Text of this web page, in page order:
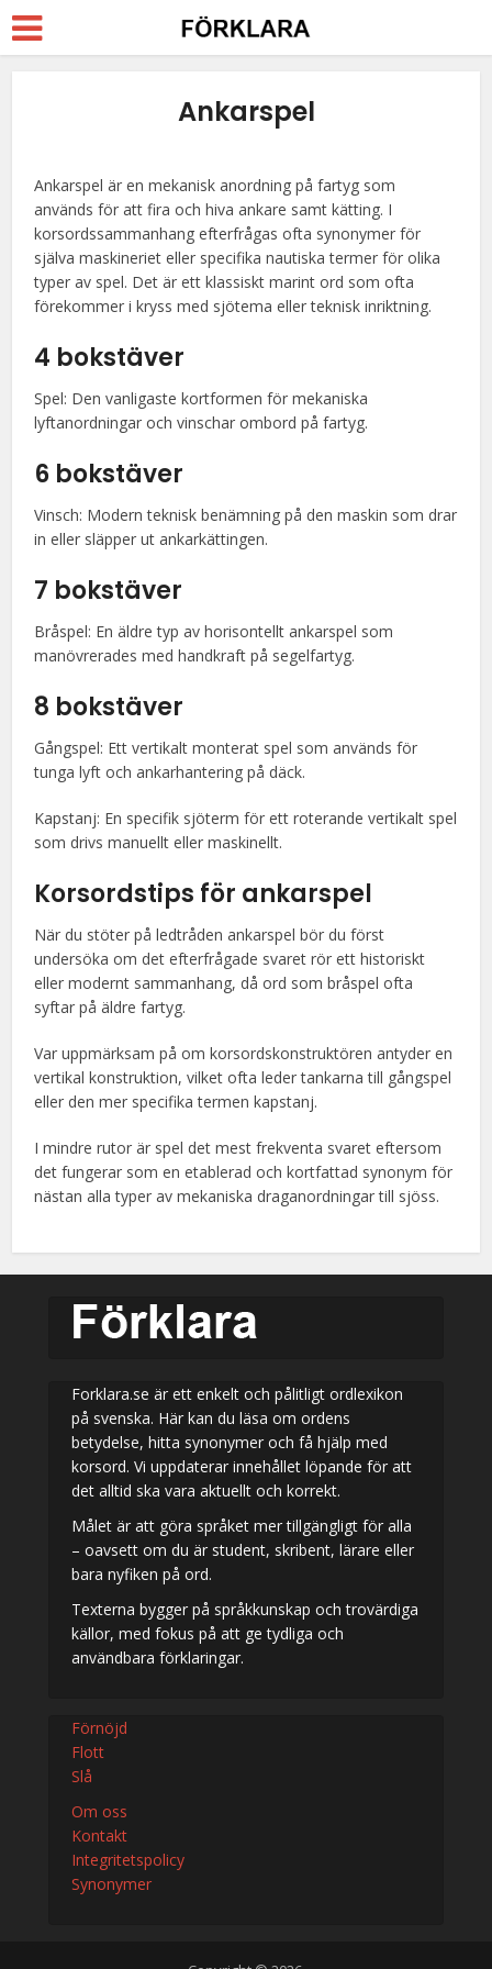
Ankarspel
Ankarspel är en mekanisk anordning på fartyg som
används för att fira och hiva ankare samt kätting. I
korsordssammanhang efterfrågas ofta synonymer för
själva maskineriet eller specifika nautiska termer för olika
typer av spel. Det är ett klassiskt marint ord som ofta
förekommer i kryss med sjötema eller teknisk inriktning.
4 bokstäver
Spel: Den vanligaste kortformen för mekaniska
lyftanordningar och vinschar ombord på fartyg.
6 bokstäver
Vinsch: Modern teknisk benämning på den maskin som drar
in eller släpper ut ankarkättingen.
7 bokstäver
Bråspel: En äldre typ av horisontellt ankarspel som
manövrerades med handkraft på segelfartyg.
8 bokstäver
Gångspel: Ett vertikalt monterat spel som används för
tunga lyft och ankarhantering på däck.
Kapstanj: En specifik sjöterm för ett roterande vertikalt spel
som drivs manuellt eller maskinellt.
Korsordstips för ankarspel
När du stöter på ledtråden ankarspel bör du först
undersöka om det efterfrågade svaret rör ett historiskt
eller modernt sammanhang, då ord som bråspel ofta
syftar på äldre fartyg.
Var uppmärksam på om korsordskonstruktören antyder en
vertikal konstruktion, vilket ofta leder tankarna till gångspel
eller den mer specifika termen kapstanj.
I mindre rutor är spel det mest frekventa svaret eftersom
det fungerar som en etablerad och kortfattad synonym för
nästan alla typer av mekaniska draganordningar till sjöss.
Forklara.se är ett enkelt och pålitligt ordlexikon
på svenska. Här kan du läsa om ordens
betydelse, hitta synonymer och få hjälp med
korsord. Vi uppdaterar innehållet löpande för att
det alltid ska vara aktuellt och korrekt.
Målet är att göra språket mer tillgängligt för alla
– oavsett om du är student, skribent, lärare eller
bara nyfiken på ord.
Texterna bygger på språkkunskap och trovärdiga
källor, med fokus på att ge tydliga och
användbara förklaringar.
Förnöjd
Flott
Slå
Om oss
Kontakt
Integritetspolicy
Synonymer